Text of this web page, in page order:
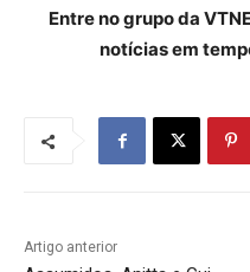
Entre no grupo da
notícias em
Artigo anterior